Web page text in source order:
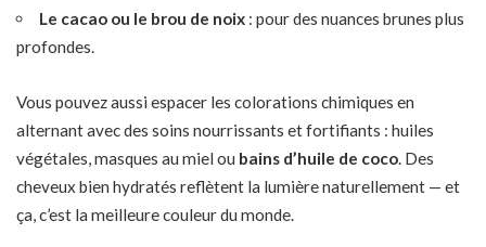
Le cacao ou le brou de noix : pour des nuances brunes plus
profondes.
Vous pouvez aussi espacer les colorations chimiques en
alternant avec des soins nourrissants et fortifiants : huiles
végétales, masques au miel ou bains d’huile de coco. Des
cheveux bien hydratés reflètent la lumière naturellement — et
ça, c’est la meilleure couleur du monde.